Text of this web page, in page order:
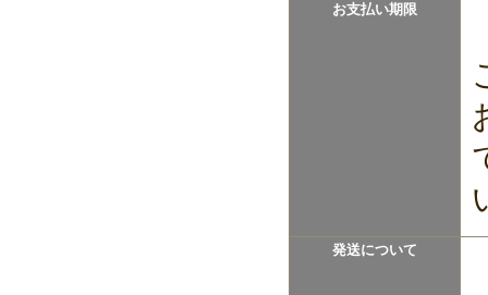
お支払い期限
発送について